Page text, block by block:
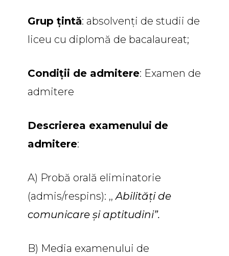
Grup țintă: absolvenți de studii de
liceu cu diplomă de bacalaureat;
Condiții de admitere: Examen de
admitere
Descrierea examenului de
admitere:
A) Probă orală eliminatorie
(admis/respins): ,,Abilități de
comunicare și aptitudini”.
B) Media examenului de